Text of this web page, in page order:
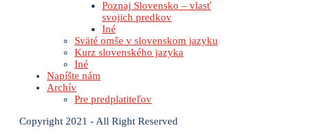
Poznaj Slovensko – vlasť
svojich predkov
Iné
Sväté omše v slovenskom jazyku
Kurz slovenského jazyka
Iné
Napíšte nám
Archív
Pre predplatiteľov
Copyright 2021 - All Right Reserved